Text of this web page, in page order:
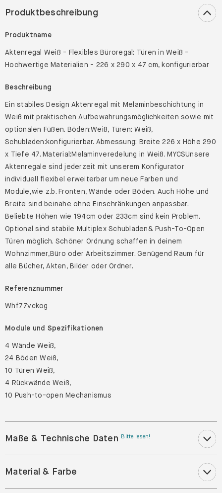
Produktbeschreibung
Produktname
Aktenregal Weiß - Flexibles Büroregal: Türen in Weiß -
Hochwertige Materialien - 226 x 290 x 47 cm, konfigurierbar
Beschreibung
Ein stabiles Design Aktenregal mit Melaminbeschichtung in
Weiß mit praktischen Aufbewahrungsmöglichkeiten sowie mit
optionalen Füßen. Böden:Weiß, Türen: Weiß,
Schubladen:konfigurierbar. Abmessung: Breite 226 x Höhe 290
x Tiefe 47. Material:Melaminveredelung in Weiß. MYCSUnsere
Aktenregale sind jederzeit mit unserem Konfigurator
individuell flexibel erweiterbar um neue Farben und
Module,wie z.b. Fronten, Wände oder Böden. Auch Höhe und
Breite sind beinahe ohne Einschränkungen anpassbar.
Beliebte Höhen wie 194cm oder 233cm sind kein Problem.
Optional sind stabile Multiplex Schubladen& Push-To-Open
Türen möglich. Schöner Ordnung schaffen in deinem
Wohnzimmer,Büro oder Arbeitszimmer. Genügend Raum für
alle Bücher, Akten, Bilder oder Ordner.
Referenznummer
Whf77vckog
Module und Spezifikationen
4 Wände Weiß,
24 Böden Weiß,
10 Türen Weiß,
4 Rückwände Weiß,
10 Push-to-open Mechanismus
Maße & Technische Daten Bitte lesen!
Material & Farbe